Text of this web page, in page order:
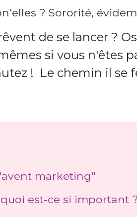
? Sororité,
de se lancer ?
si vous n'êtes
! Le chemin il se
marketing"
est-ce si important